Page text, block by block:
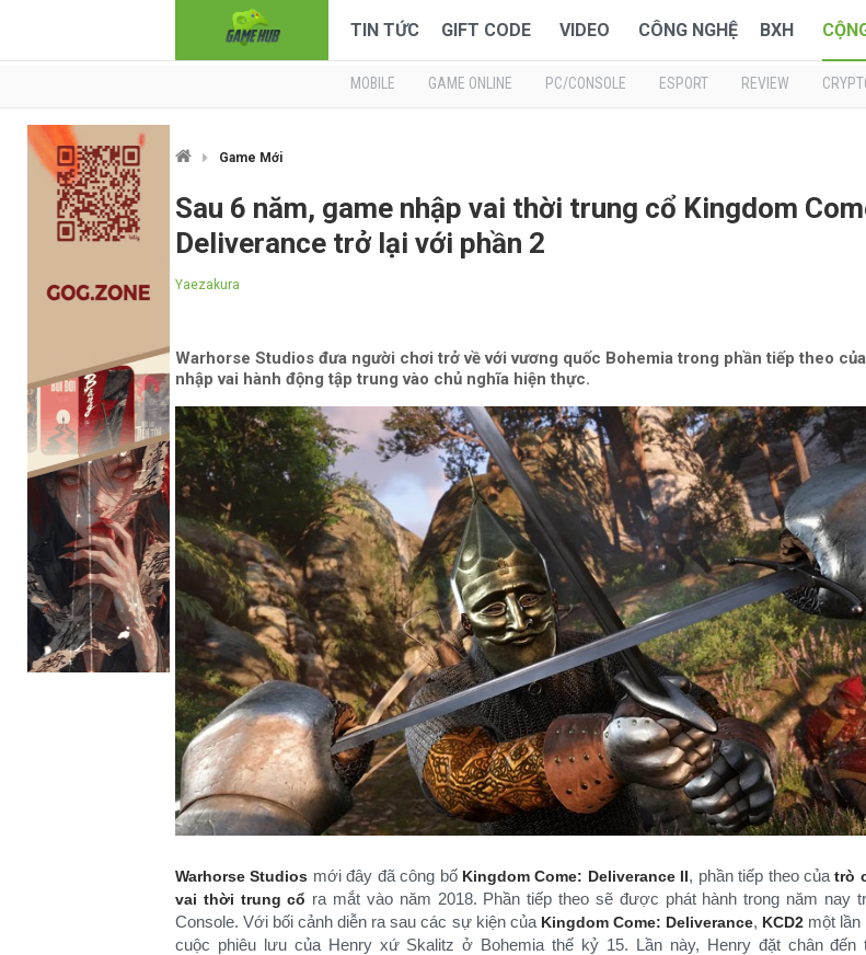
TIN TỨC GIFT CODE VIDEO CÔNG NGHỆ BXH
MOBILE GAME ONLINE PC/CONSOLE ESPORT REVIEW
Game Mới
Sau 6 năm, game nhập vai thời trung cổ Kingdom
Deliverance trở lại với phần 2
Yaezakura
Warhorse Studios đưa người chơi trở về với vương quốc Bohemia trong phần tiếp theo
nhập vai hành động tập trung vào chủ nghĩa hiện thực.
Warhorse Studios mới đây đã công bố Kingdom Come: Deliverance II, phần tiếp theo củatrò
vai thời trung cổ ra mắt vào năm 2018. Phần tiếp theo sẽ được phát hành trong năm nay
Console. Với bối cảnh diễn ra sau các sự kiện của Kingdom Come: Deliverance, KCD2một lần
cuộc phiêu lưu của Henry xứ Skalitz ở Bohemia thế kỷ 15. Lần này, Henry đặt chân đến